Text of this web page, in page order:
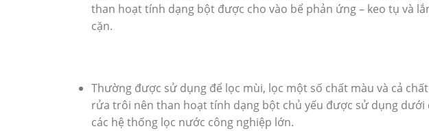
than hoạt tính dạng bột được cho vào bể phản ứng – keo tụ và
cặn.
Thường được sử dụng để lọc mùi, lọc một số chất màu và cả
rửa trôi nên than hoạt tính dạng bột chủ yếu được sử dụng dưới
các hệ thống lọc nước công nghiệp lớn.